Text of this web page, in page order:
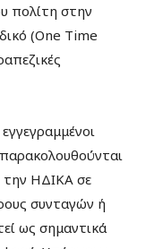
πολίτη στην
(One Time
ΗΔΙΚΑ σε
συνταγών ή
ως σημαντικά